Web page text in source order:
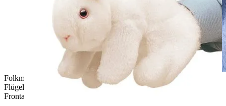
Folkmanis Handpuppe Weißkopfseeadler mit ausgebreiteten
Flügeln, von einem Jugendlichen auf dem Arm gehalten,
Frontalansicht